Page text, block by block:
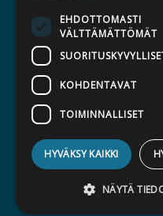
E-
EHDOTTOMASTI
VÄLTTÄMÄTTÖMÄT
KOHDENTAVAT
TOIMINNALLISET
HYVÄKSY KAIKKI
NÄYTÄ